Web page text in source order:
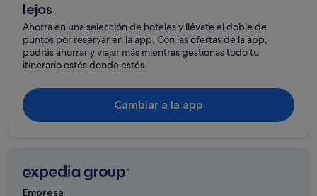
Nh Hotels en San Pablo-Santa Justa
Sevilla hoteles
Distrito San Pablo-Santa Justa hoteles
Hoteles cerca de Centro comercial Nervión Plaza
Hoteles cápsula en Sevilla
Centro histórico hoteles
Hoteles en la playa en Macarena
lejos
Ahorra en una selección de hoteles y llévate el doble de
puntos por reservar en la app. Con las ofertas de la app,
podrás ahorrar y viajar más mientras gestionas todo tu
itinerario estés donde estés.
Cambiar a la app
Empresa